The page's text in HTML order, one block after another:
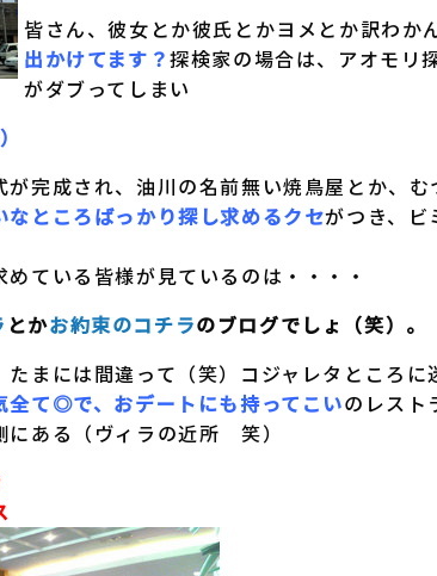
皆さん、彼女とか彼氏とかヨメとか訳わか
出かけてます？探検家の場合は、アオモリ
がダブってしまい
が完成され、油川の名前無い焼鳥屋とか、
なところばっかり探し求めるクセがつき、ビ
ている皆様が見ているのは・・・・
とかお約束のコチラのブログでしょ（笑）。
たまには間違って（笑）コジャレタところ
全て◎で、おデートにも持ってこいのレスト
にある（ヴィラの近所 笑）